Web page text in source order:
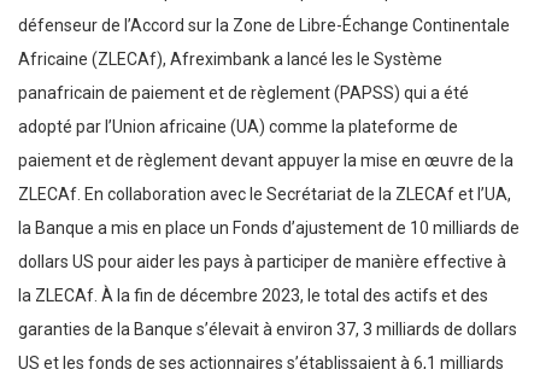
défenseur de l’Accord sur la Zone de Libre-Échange Continentale
Africaine (ZLECAf), Afreximbank a lancé les le Système
panafricain de paiement et de règlement (PAPSS) qui a été
adopté par l’Union africaine (UA) comme la plateforme de
paiement et de règlement devant appuyer la mise en œuvre de la
ZLECAf. En collaboration avec le Secrétariat de la ZLECAf et l’UA,
la Banque a mis en place un Fonds d’ajustement de 10 milliards de
dollars US pour aider les pays à participer de manière effective à
la ZLECAf. À la fin de décembre 2023, le total des actifs et des
garanties de la Banque s’élevait à environ 37, 3 milliards de dollars
US et les fonds de ses actionnaires s’établissaient à 6,1 milliards